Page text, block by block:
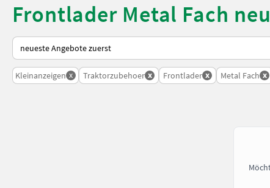
Frontlader Metal Fach
So wird auf Landwirt.com sortiert
Kleinanzeigen x Traktorzubehoer x Frontlader x Metal Fach x